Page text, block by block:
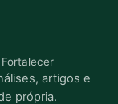
artigos e
própria.